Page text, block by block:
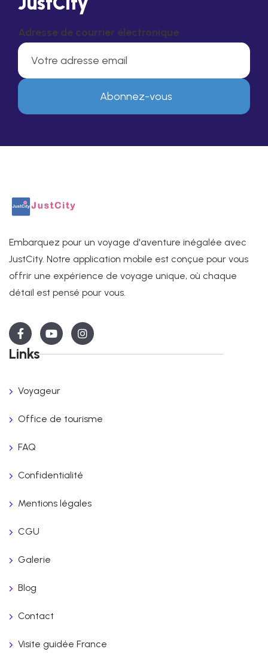
Adresse de courrier électronique
Embarquez pour un voyage d'aventure inégalée avec
JustCity. Notre application mobile est conçue pour vous
offrir une expérience de voyage unique, où chaque
détail est pensé pour vous.
Links
Voyageur
Office de tourisme
FAQ
Confidentialité
Mentions légales
CGU
Galerie
Blog
Contact
Visite guidée France